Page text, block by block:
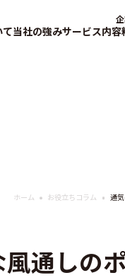
て当社の強みサービス内容
ホーム お役立ちコラム 通
通しの